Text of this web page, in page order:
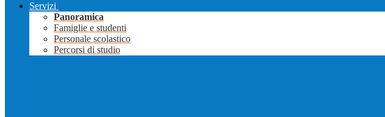
Servizi
Panoramica
Famiglie e studenti
Personale scolastico
Percorsi di studio